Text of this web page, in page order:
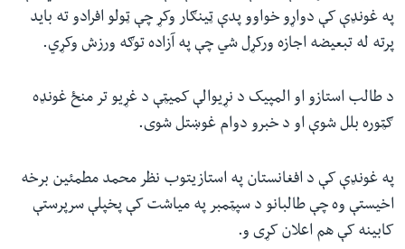
په غونډې کې دواړو خواوو پدې ټینګار وکړ چې ټولو افرادو ته باید
پرته له تبعیضه اجازه ورکړل شي چې په آزاده توګه ورزش وکړي.
د طالب استازو او المپیک د نړیوالې کمیټې د غړیو تر منځ غونډه
ګټوره بلل شوې او د خبرو دوام غوښتل شوی.
په غونډې کې د افغانستان په استازیتوب نظر محمد مطمئین برخه
اخیستې وه چې طالبانو د سپټمبر په میاشت کې پخپلې سرپرستې
کابینه کې هم اعلان کړی و.